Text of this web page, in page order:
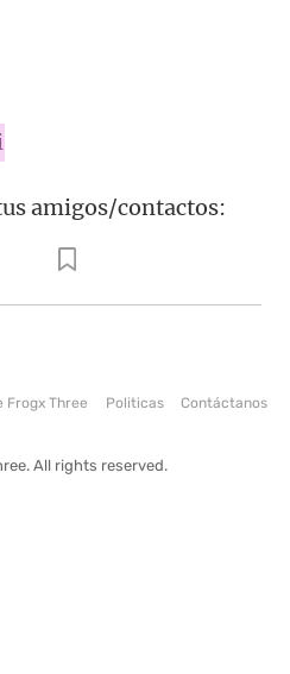
amigos/contactos:
Frogx Three Politicas Contáctanos
All rights reserved.